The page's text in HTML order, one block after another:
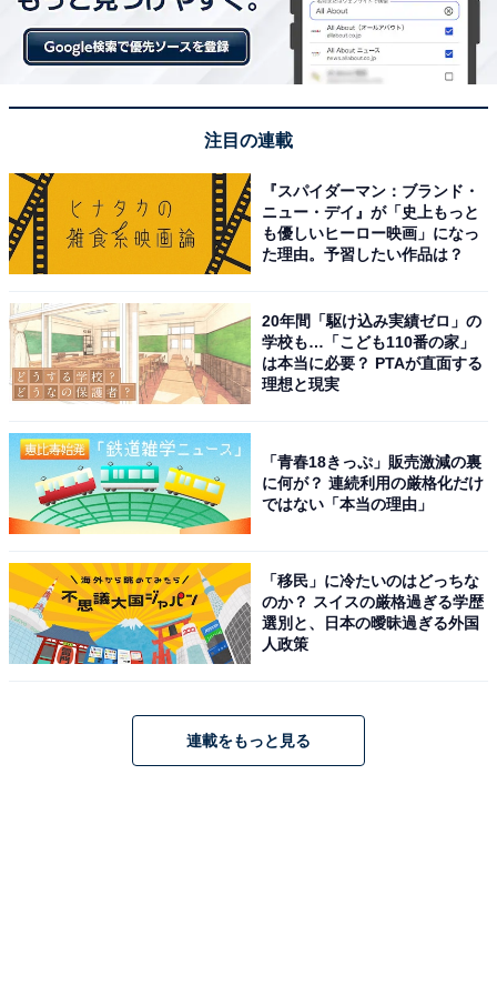
注目の連載
『スパイダーマン：ブランド・
ニュー・デイ』が「史上もっと
も優しいヒーロー映画」になっ
た理由。予習したい作品は？
20年間「駆け込み実績ゼロ」の
学校も…「こども110番の家」
は本当に必要？ PTAが直面する
理想と現実
「青春18きっぷ」販売激減の裏
に何が？ 連続利用の厳格化だけ
ではない「本当の理由」
「移民」に冷たいのはどっちな
のか？ スイスの厳格過ぎる学歴
選別と、日本の曖昧過ぎる外国
人政策
連載をもっと見る